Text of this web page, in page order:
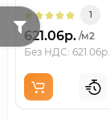
1
621.06р. /м2
Без НДС: 621.06р.